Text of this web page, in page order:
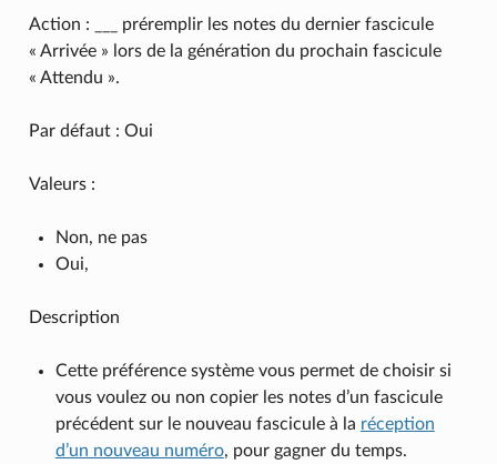
Action : ___ préremplir les notes du dernier fascicule
« Arrivée » lors de la génération du prochain fascicule
« Attendu ».
Par défaut : Oui
Valeurs :
Non, ne pas
Oui,
Description
Cette préférence système vous permet de choisir si
vous voulez ou non copier les notes d’un fascicule
précédent sur le nouveau fascicule à la réception
d’un nouveau numéro, pour gagner du temps.